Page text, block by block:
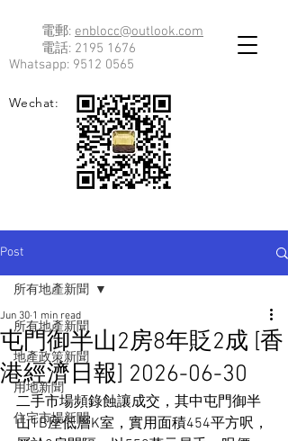
電郵: enblocc@outlook.com
電話: 2195 1676
Whatsapp: 9512 0565
Wechat:
Post
所有地產新聞
地產政策新聞
用地新聞
住宅市場新聞
所有地產新聞
屯門御半山2房8年貶2成 [香
港經濟日報] 2026-06-30
Jun 30 1 min read
二手市場頻錄蝕讓成交，其中屯門御半
山1B座低層K室，實用面積454平方呎，